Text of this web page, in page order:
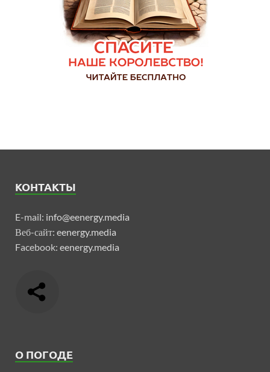
КОНТАКТЫ
E-mail: info@eenergy.media
Веб-сайт: eenergy.media
Facebook: eenergy.media
О ПОГОДЕ